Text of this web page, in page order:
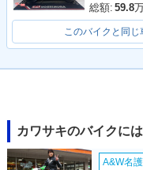
1999年 ZZR250
総額: 59.8
このバイクと同
カワサキのバイクに
A&W名